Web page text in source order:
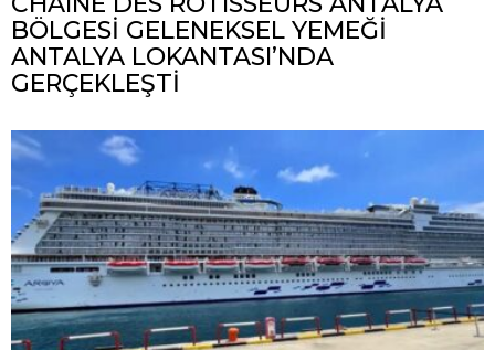
BÖLGESİ GELENEKSEL YEMEĞİ
ANTALYA LOKANTASI’NDA
GERÇEKLEŞTİ